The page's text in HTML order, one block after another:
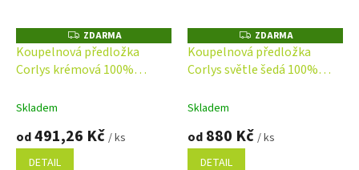
Z
D
A
R
ZDARMA
Koupelnová předložka
Corlys krémová 100%
Skladem
od491,26 Kč / ks
DETAIL
Z
D
A
R
ZDARMA
Koupelnová předložka
Corlys světle šedá 100%
Skladem
od 880 Kč / ks
DETAIL